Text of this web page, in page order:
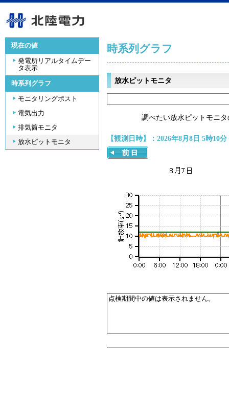
現在の値
発電所リアルタイムデー
タ表示
時系列グラフ
モニタリングポスト
電気出力
排気筒モニタ
放水ピットモニタ
時系列グラフ
放水ピットモニタ
調べたい放水ピットモニ
【観測日時】：2026年8月8日 5時10分